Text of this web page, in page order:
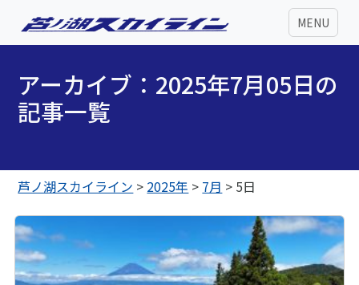
MENU
アーカイブ：2025年7月05日の
記事一覧
芦ノ湖スカイライン > 2025年 > 7月 > 5日